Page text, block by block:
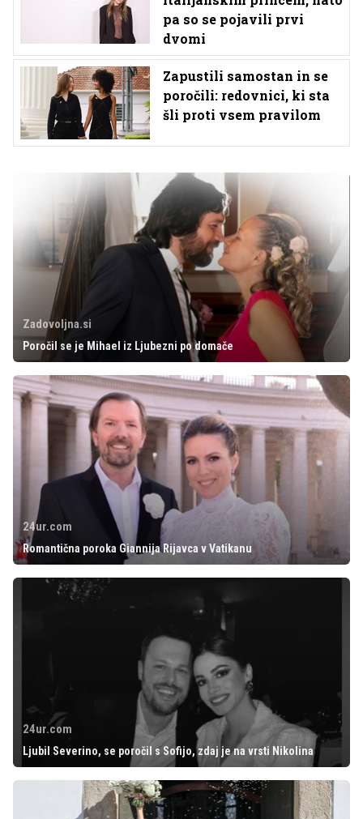
pa so se pojavili prvi
dvomi
Zapustili samostan in se
poročili: redovnici, ki sta
šli proti vsem pravilom
Zadovoljna.si
Poročil se je Mihael iz Ljubezni po domače
24ur.com
Romantična poroka Giannija Rijavca v Vatikanu
24ur.com
Ljubil Severino, se poročil s Sofijo, zdaj je na vrsti Nikolina